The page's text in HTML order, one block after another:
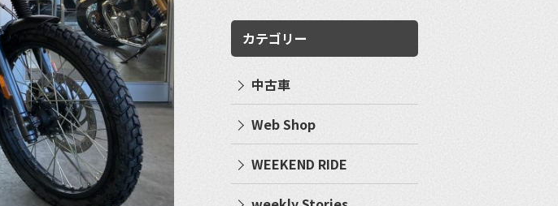
カテゴリー
中古車
Web Shop
WEEKEND RIDE